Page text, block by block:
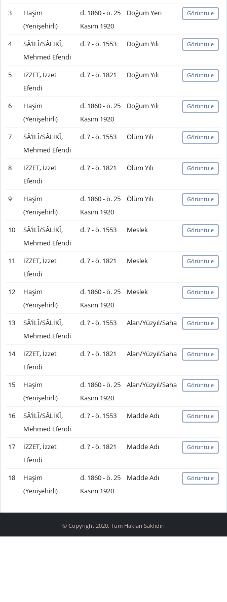
3
Haşim
(Yenişehirli)
d. 1860 - ö. 25
Kasım 1920
Doğum Yeri Görüntüle
4
SÂ’İLÎ/SÂLİKÎ,
Mehmed Efendi
d. ? - ö. 1553 Doğum Yılı Görüntüle
5
İZZET, İzzet
Efendi
d. ? - ö. 1821 Doğum Yılı Görüntüle
6
Haşim
(Yenişehirli)
d. 1860 - ö. 25
Kasım 1920
Doğum Yılı Görüntüle
7
SÂ’İLÎ/SÂLİKÎ,
Mehmed Efendi
d. ? - ö. 1553 Ölüm Yılı Görüntüle
8
İZZET, İzzet
Efendi
d. ? - ö. 1821 Ölüm Yılı Görüntüle
9
Haşim
(Yenişehirli)
d. 1860 - ö. 25
Kasım 1920
Ölüm Yılı Görüntüle
10
SÂ’İLÎ/SÂLİKÎ,
Mehmed Efendi
d. ? - ö. 1553 Meslek Görüntüle
11
İZZET, İzzet
Efendi
d. ? - ö. 1821 Meslek Görüntüle
12
Haşim
(Yenişehirli)
d. 1860 - ö. 25
Kasım 1920
Meslek Görüntüle
13
SÂ’İLÎ/SÂLİKÎ,
Mehmed Efendi
d. ? - ö. 1553 Alan/Yüzyıl/Saha Görüntüle
14
İZZET, İzzet
Efendi
d. ? - ö. 1821 Alan/Yüzyıl/Saha Görüntüle
15
Haşim
(Yenişehirli)
d. 1860 - ö. 25
Kasım 1920
Alan/Yüzyıl/Saha Görüntüle
16
SÂ’İLÎ/SÂLİKÎ,
Mehmed Efendi
d. ? - ö. 1553 Madde Adı Görüntüle
17
İZZET, İzzet
Efendi
d. ? - ö. 1821 Madde Adı Görüntüle
18
Haşim
(Yenişehirli)
d. 1860 - ö. 25
Kasım 1920
Madde Adı Görüntüle
© Copyright 2020. Tüm Hakları Saklıdır.